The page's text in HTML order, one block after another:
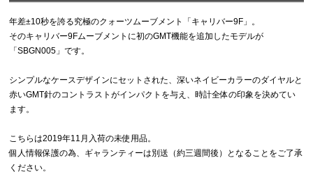
年差±10秒を誇る究極のクォーツムーブメント「キャリバー9F」。
そのキャリバー9Fムーブメントに初のGMT機能を追加したモデルが
「SBGN005」です。
シンプルなケースデザインにセットされた、深いネイビーカラーのダイヤルと
赤いGMT針のコントラストがインパクトを与え、時計全体の印象を決めてい
ます。
こちらは2019年11月入荷の未使用品。
個人情報保護の為、ギャランティーは別送（約三週間後）となることをご了承
ください。